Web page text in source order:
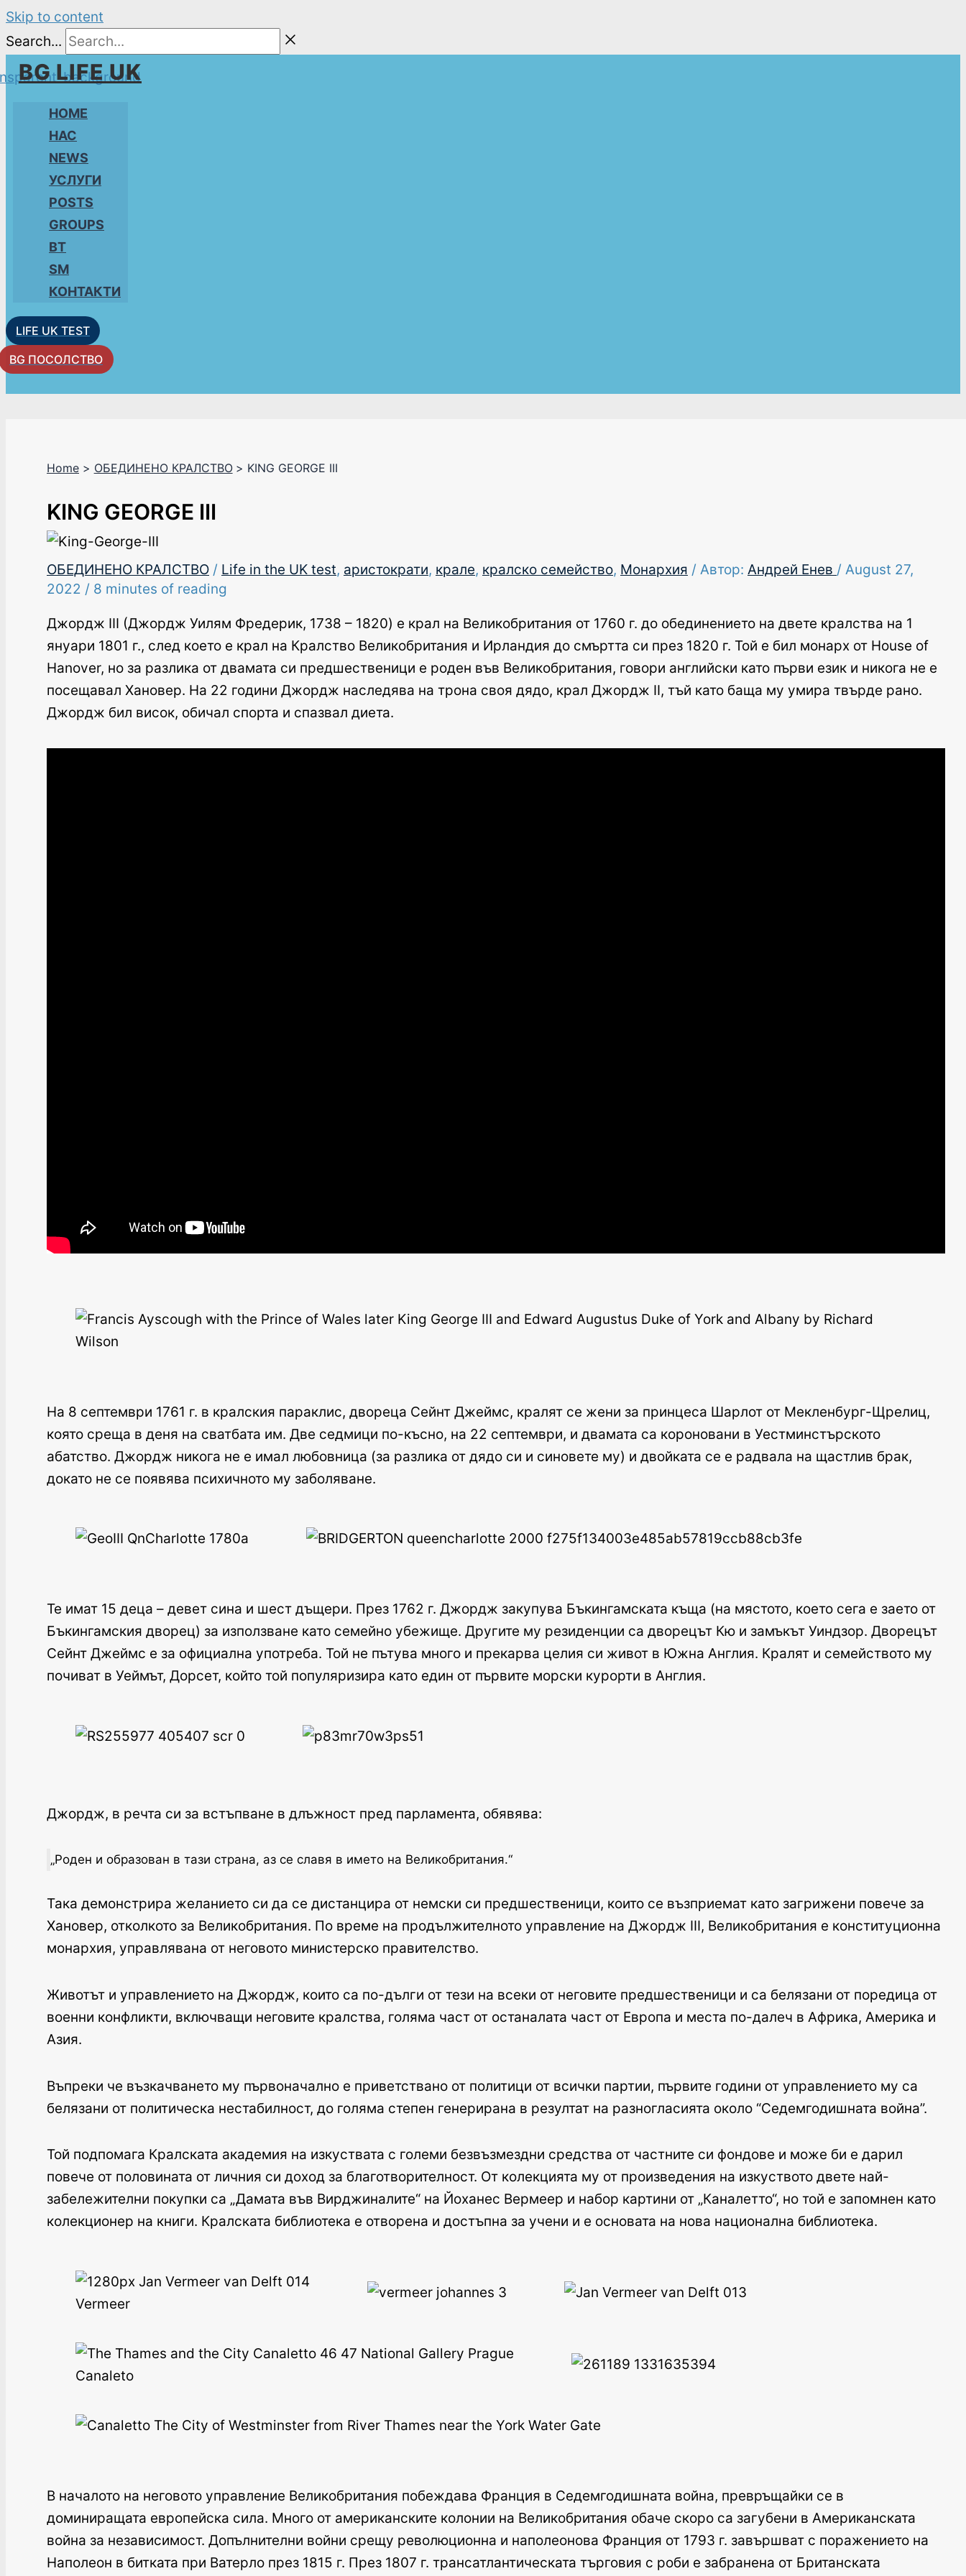
Skip to content
Search...
BG LIFE UK
HOME
НАС
NEWS
УСЛУГИ
POSTS
GROUPS
BT
SM
КОНТАКТИ
LIFE UK TEST
BG ПОСОЛСТВО
Home ОБЕДИНЕНО КРАЛСТВО KING GEORGE III
KING GEORGE III
ОБЕДИНЕНО КРАЛСТВО / Life in the UK test, аристократи, крале, кралско семейство, Монархия / Автор: Андрей Енев / August 27,
2022 / 8 minutes of reading
Джордж III (Джордж Уилям Фредерик, 1738 – 1820) е крал на Великобритания от 1760 г. до обединението на двете кралства на 1
януари 1801 г., след което е крал на Кралство Великобритания и Ирландия до смъртта си през 1820 г. Той е бил монарх от House of
Hanover, но за разлика от двамата си предшественици е роден във Великобритания, говори английски като първи език ​​и никога не е
посещавал Хановер. На 22 години Джордж наследява на трона своя дядо, крал Джордж II, тъй като баща му умира твърде рано.
Джордж бил висок, обичал спорта и спазвал диета.
На 8 септември 1761 г. в кралския параклис, двореца Сейнт Джеймс, кралят се жени за принцеса Шарлот от Мекленбург-Щрелиц,
която среща в деня на сватбата им. Две седмици по-късно, на 22 септември, и двамата са короновани в Уестминстърското
абатство. Джордж никога не е имал любовница (за разлика от дядо си и синовете му) и двойката се е радвала на щастлив брак,
докато не се появява психичното му заболяване.
Те имат 15 деца – девет сина и шест дъщери. През 1762 г. Джордж закупува Бъкингамската къща (на мястото, което сега е заето от
Бъкингамския дворец) за използване като семейно убежище. Другите му резиденции са дворецът Кю и замъкът Уиндзор. Дворецът
Сейнт Джеймс е за официална употреба. Той не пътува много и прекарва целия си живот в Южна Англия. Кралят и семейството му
почиват в Уеймът, Дорсет, който той популяризира като един от първите морски курорти в Англия.
Джордж, в речта си за встъпване в длъжност пред парламента, обявява:
„Роден и образован в тази страна, аз се славя в името на Великобритания.“
Така демонстрира желанието си да се дистанцира от немски си предшественици, които се възприемат като загрижени повече за
Хановер, отколкото за Великобритания. По време на продължителното управление на Джордж III, Великобритания е конституционна
монархия, управлявана от неговото министерско правителство.
Животът и управлението на Джордж, които са по-дълги от тези на всеки от неговите предшественици и са белязани от поредица от
военни конфликти, включващи неговите кралства, голяма част от останалата част от Европа и места по-далеч в Африка, Америка и
Азия.
Въпреки че възкачването му първоначално е приветствано от политици от всички партии, първите години от управлението му са
белязани от политическа нестабилност, до голяма степен генерирана в резултат на разногласията около “Седемгодишната война”.
Той подпомага Кралската академия на изкуствата с големи безвъзмездни средства от частните си фондове и може би е дарил
повече от половината от личния си доход за благотворителност. От колекцията му от произведения на изкуството двете най-
забележителни покупки са „Дамата във Вирджиналите“ на Йоханес Вермеер и набор картини от „Каналетто“, но той е запомнен като
колекционер на книги. Кралската библиотека е отворена и достъпна за учени и е основата на нова национална библиотека.
Vermeer
Canaleto
В началото на неговото управление Великобритания побеждава Франция в Седемгодишната война, превръщайки се в
доминиращата европейска сила. Много от американските колонии на Великобритания обаче скоро са загубени в Американската
война за независимост. Допълнителни войни срещу революционна и наполеонова Франция от 1793 г. завършват с поражението на
Наполеон в битката при Ватерло през 1815 г. През 1807 г. трансатлантическата търговия с роби е забранена от Британската